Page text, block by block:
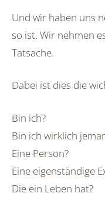
Und wir haben uns
so ist. Wir nehmen
Tatsache.
Dabei ist dies die
Bin ich?
Bin ich wirklich
Eine Person?
Eine eigenständige
Die ein Leben hat?